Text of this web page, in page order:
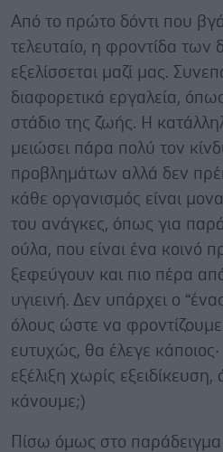
Από το πρώτο δόντι που
τελευταίο, η φροντίδα των
εξελίσσεται μαζί μας.
διαφορετικά εργαλεία,
στάδιο της ζωής. Η
μειώσει πάρα πολύ τον
προβλημάτων αλλά δεν
κάθε οργανισμός είναι
του ανάγκες, όπως για
ούλα, που είναι ένα κοινό
ξεφεύγουν και πιο πέρα
υγιεινή. Δεν υπάρχει ο
όλους ώστε να
ευτυχώς, θα έλεγε
εξέλιξη χωρίς
κάνουμε;)
Πίσω όμως στο